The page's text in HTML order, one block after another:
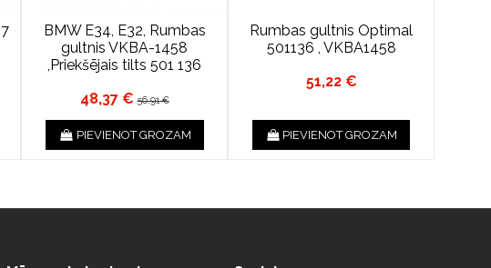
BMW E34, E32, Rumbas
gultnis VKBA-1458
,Priekšējais tilts 501 136
48,37 €56,91 €
PIEVIENOT GROZAM
Rumbas gultnis Optimal
501136 , VKBA1458
51,22 €
PIEVIENOT GROZAM